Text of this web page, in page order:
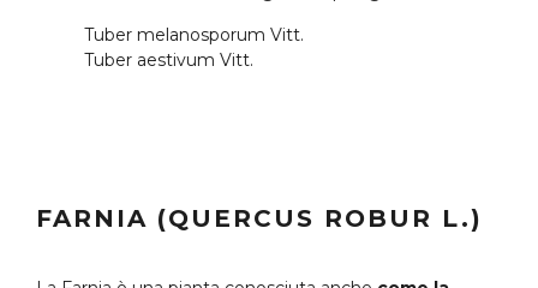
Tuber melanosporum Vitt.
Tuber aestivum Vitt.
FARNIA (QUERCUS ROBUR L.)